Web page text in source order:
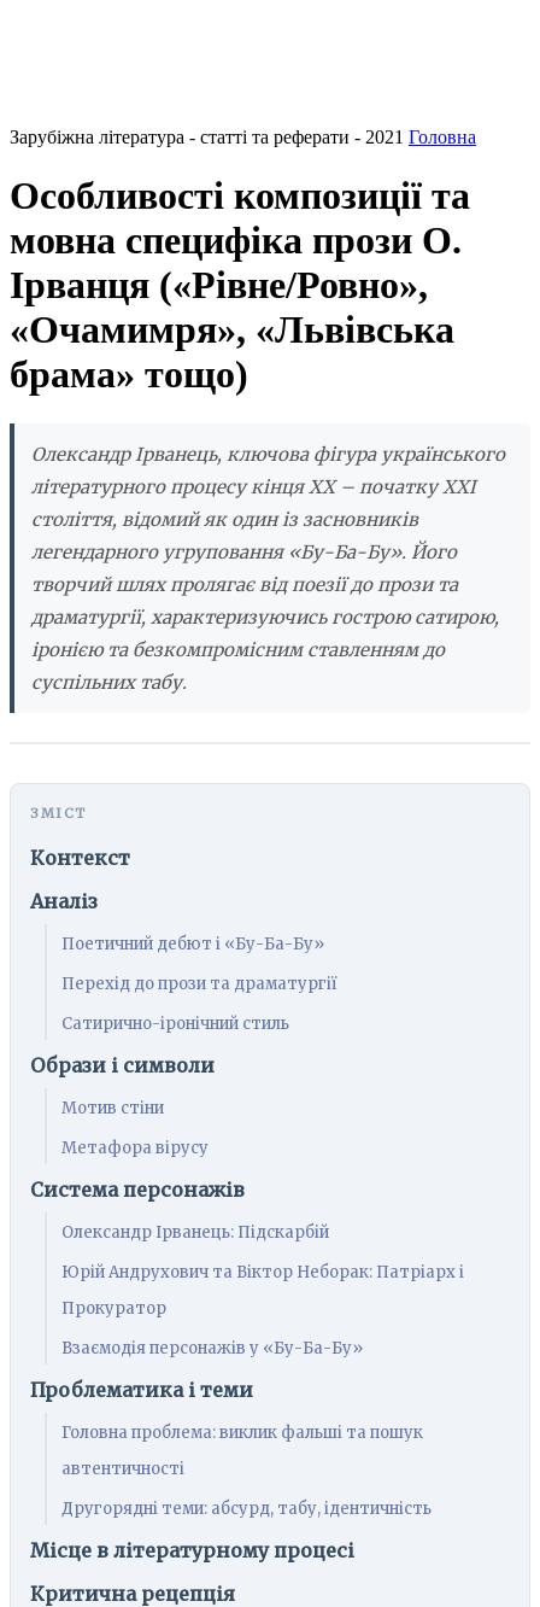
Зарубіжна література - статті та реферати - 2021 Головна
Особливості композиції та
мовна специфіка прози О.
Ірванця («Рівне/Ровно»,
«Очамимря», «Львівська
брама» тощо)
Олександр Ірванець, ключова фігура українського
літературного процесу кінця XX – початку XXI
століття, відомий як один із засновників
легендарного угруповання «Бу-Ба-Бу». Його
творчий шлях пролягає від поезії до прози та
драматургії, характеризуючись гострою сатирою,
іронією та безкомпромісним ставленням до
суспільних табу.
Контекст
Аналіз
Поетичний дебют і «Бу-Ба-Бу»
Перехід до прози та драматургії
Сатирично-іронічний стиль
Образи і символи
Мотив стіни
Метафора вірусу
Система персонажів
Олександр Ірванець: Підскарбій
Юрій Андрухович та Віктор Неборак: Патріарх і
Прокуратор
Взаємодія персонажів у «Бу-Ба-Бу»
Проблематика і теми
Головна проблема: виклик фальші та пошук
автентичності
Другорядні теми: абсурд, табу, ідентичність
Місце в літературному процесі
Критична рецепція